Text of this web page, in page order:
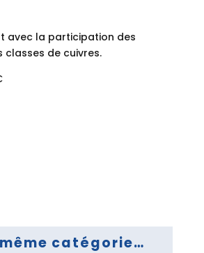
avec la participation des
classes de cuivres.
catégorie…